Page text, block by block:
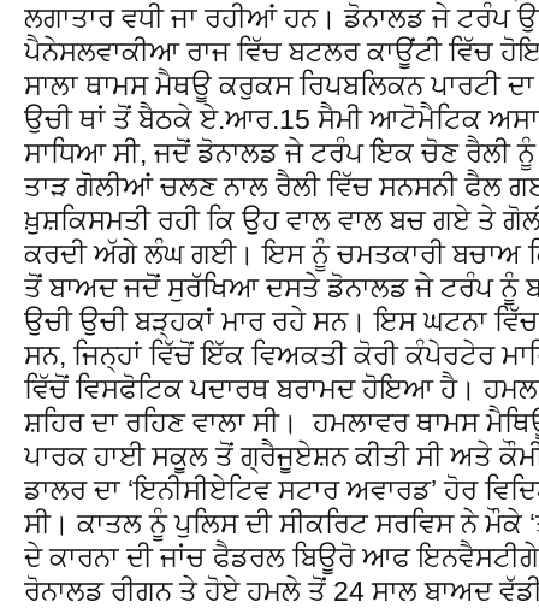
ਲਗਾਤਾਰ ਵਧੀ ਜਾ ਰਹੀਆਂ ਹਨ। ਡੋਨਾਲਡ ਜੇ ਟਰੰਪ
ਪੈਨੇਸਲਵਾਕੀਆ ਰਾਜ ਵਿੱਚ ਬਟਲਰ ਕਾਊਂਟੀ ਵਿੱਚ
ਸਾਲਾ ਥਾਮਸ ਮੈਥਊ ਕਰੁਕਸ ਰਿਪਬਲਿਕਨ ਪਾਰਟੀ
ਉਚੀ ਥਾਂ ਤੋਂ ਬੈਠਕੇ ਏ.ਆਰ.15 ਸੈਮੀ ਆਟੋਮੈਟਿਕ
ਸਾਧਿਆ ਸੀ, ਜਦੋਂ ਡੋਨਾਲਡ ਜੇ ਟਰੰਪ ਇਕ ਚੋਣ ਰੈਲੀ ਨੂੰ
ਤਾੜ ਗੋਲੀਆਂ ਚਲਣ ਨਾਲ ਰੈਲੀ ਵਿੱਚ ਸਨਸਨੀ ਫੈਲ
ਖ਼ੁਸ਼ਕਿਸਮਤੀ ਰਹੀ ਕਿ ਉਹ ਵਾਲ ਵਾਲ ਬਚ ਗਏ ਤੇ
ਕਰਦੀ ਅੱਗੇ ਲੰਘ ਗਈ। ਇਸ ਨੂੰ ਚਮਤਕਾਰੀ ਬਚਾਅ
ਤੋਂ ਬਾਅਦ ਜਦੋਂ ਸੁਰੱਖਿਆ ਦਸਤੇ ਡੋਨਾਲਡ ਜੇ ਟਰੰਪ ਨੂੰ
ਉਚੀ ਉਚੀ ਬੜ੍ਹਕਾਂ ਮਾਰ ਰਹੇ ਸਨ। ਇਸ ਘਟਨਾ
ਸਨ, ਜਿਨ੍ਹਾਂ ਵਿੱਚੋਂ ਇੱਕ ਵਿਅਕਤੀ ਕੋਰੀ ਕੰਪੇਰਟੇਰ
ਵਿੱਚੋਂ ਵਿਸਫੋਟਿਕ ਪਦਾਰਥ ਬਰਾਮਦ ਹੋਇਆ ਹੈ।
ਸ਼ਹਿਰ ਦਾ ਰਹਿਣ ਵਾਲਾ ਸੀ। ਹਮਲਾਵਰ ਥਾਮਸ
ਪਾਰਕ ਹਾਈ ਸਕੂਲ ਤੋਂ ਗ੍ਰੈਜੂਏਸ਼ਨ ਕੀਤੀ ਸੀ ਅਤੇ
ਡਾਲਰ ਦਾ ‘ਇਨੀਸੀਏਟਿਵ ਸਟਾਰ ਅਵਾਰਡ’ ਹੋਰ
ਸੀ। ਕਾਤਲ ਨੂੰ ਪੁਲਿਸ ਦੀ ਸੀਕਰਿਟ ਸਰਵਿਸ ਨੇ ਮੌਕੇ
ਦੇ ਕਾਰਨਾ ਦੀ ਜਾਂਚ ਫੈਡਰਲ ਬਿਊਰੋ ਆਫ
ਰੋਨਾਲਡ ਰੀਗਨ ਤੇ ਹੋਏ ਹਮਲੇ ਤੋਂ 24 ਸਾਲ ਬਾਅਦ